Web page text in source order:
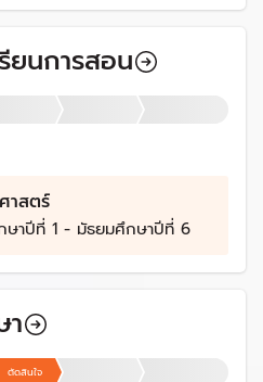
ยนการสอน
าสตร์
ษาปีที่ 1 - มัธยมศึกษาปีที่ 6
ตัดสินใจ